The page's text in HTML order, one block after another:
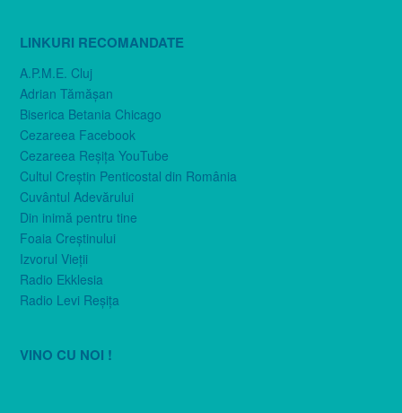
LINKURI RECOMANDATE
A.P.M.E. Cluj
Adrian Tămăşan
Biserica Betania Chicago
Cezareea Facebook
Cezareea Reşiţa YouTube
Cultul Creştin Penticostal din România
Cuvântul Adevărului
Din inimă pentru tine
Foaia Creştinului
Izvorul Vieţii
Radio Ekklesia
Radio Levi Reşiţa
VINO CU NOI !